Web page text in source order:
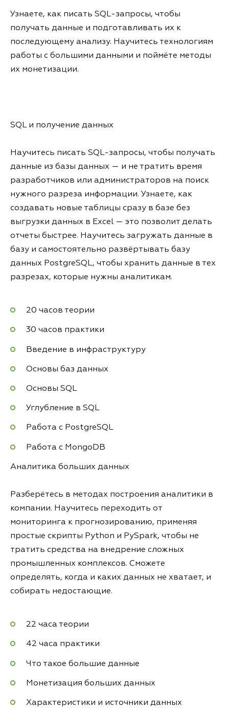
Узнаете, как писать SQL-запросы, чтобы
получать данные и подготавливать их к
последующему анализу. Научитесь технологиям
работы с большими данными и поймёте методы
их монетизации.
SQL и получение данных
Научитесь писать SQL-запросы, чтобы получать
данные из базы данных — и не тратить время
разработчиков или администраторов на поиск
нужного разреза информации. Узнаете, как
создавать новые таблицы сразу в базе без
выгрузки данных в Excel — это позволит делать
отчеты быстрее. Научитесь загружать данные в
базу и самостоятельно развёртывать базу
данных PostgreSQL, чтобы хранить данные в тех
разрезах, которые нужны аналитикам.
20 часов теории
30 часов практики
Введение в инфраструктуру
Основы баз данных
Основы SQL
Углубление в SQL
Работа с PostgreSQL
Работа с MongoDB
Аналитика больших данных
Разберётесь в методах построения аналитики в
компании. Научитесь переходить от
мониторинга к прогнозированию, применяя
простые скрипты Python и PySpark, чтобы не
тратить средства на внедрение сложных
промышленных комплексов. Сможете
определять, когда и каких данных не хватает, и
собирать недостающие.
22 часа теории
42 часа практики
Что такое большие данные
Монетизация больших данных
Характеристики и источники данных